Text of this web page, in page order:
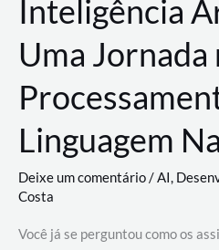
Inteligência
Uma Jornada
Linguagem
Deixe um comentário/AI,
Costa
Você já se perguntou como os